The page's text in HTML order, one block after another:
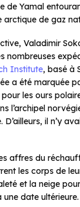
de Yamal
arctique de gaz
Valadimir
nombreuses
Institute, basé à
a été marquée
les ours
l’archipel
D’ailleurs, il n’y
affres du
les corps de
et la neige
une date ultérieure.